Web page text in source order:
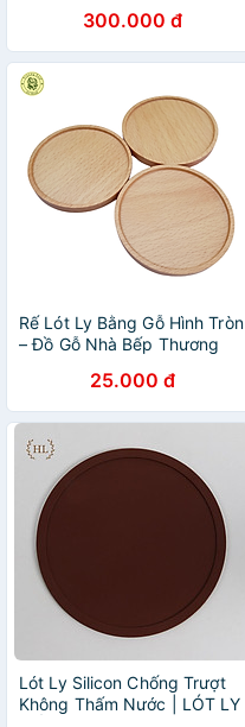
BB Bear Ceramic Drink
Coasters
300.000 đ
Rế Lót Ly Bằng Gỗ Hình Tròn
– Đồ Gỗ Nhà Bếp Thương
25.000 đ
Lót Ly Silicon Chống Trượt
Không Thấm Nước | LÓT LY